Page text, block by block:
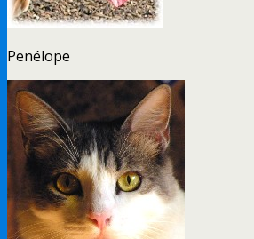
Penélope